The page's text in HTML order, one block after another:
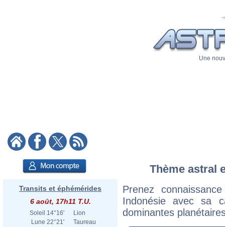
Une
Transits et éphémérides
6 août, 17h11 T.U.
Soleil 14°16'
Lion
Lune 22°21'
Taureau
Thème astral
Prenez
Indonésie avec sa
dominantes